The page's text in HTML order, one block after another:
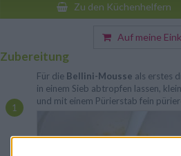
Zu den Küchenhelfern
Auf meine
Zubereitung
Für die Bellini-Mousse als erstes
in einem Sieb abtropfen lassen,
und mit einem Pürierstab fein